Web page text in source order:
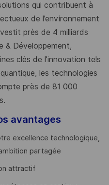
qui contribuent à
de l’environnement
près de 4 milliards
& Développement,
clés de l’innovation tels
les technologies
près de 81 000
avantages
excellence technologique,
partagée
attractif